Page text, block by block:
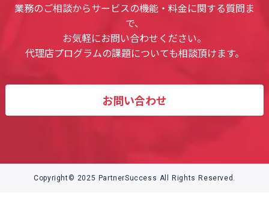
業務のご相談からサービスの機能・料金に関する質問ま
で、
お気軽にお問い合わせください。
代理店プログラムの課題についても相談頂けます。
お問い合わせ
Copyright© 2025 PartnerSuccess All Rights Reserved.